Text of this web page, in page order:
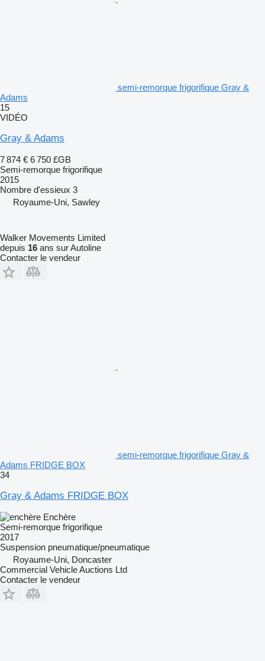
semi-remorque frigorifique Gray &
Adams
15
VIDÉO
Gray & Adams
7 874 € 6 750 £GB
Semi-remorque frigorifique
2015
Nombre d'essieux 3
Royaume-Uni, Sawley
Walker Movements Limited
depuis 16 ans sur Autoline
Contacter le vendeur
semi-remorque frigorifique Gray &
Adams FRIDGE BOX
34
Gray & Adams FRIDGE BOX
Enchère
Semi-remorque frigorifique
2017
Suspension pneumatique/pneumatique
Royaume-Uni, Doncaster
Commercial Vehicle Auctions Ltd
Contacter le vendeur